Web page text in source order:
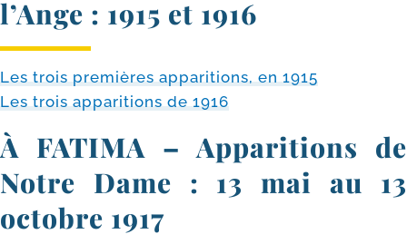
l’Ange : 1915 et 1916
Les trois pre­mières appa­ri­tions, en 1915
Les trois appa­ri­tions de 1916
À FATIMA – Apparitions de
Notre Dame : 13 mai au 13
octobre 1917